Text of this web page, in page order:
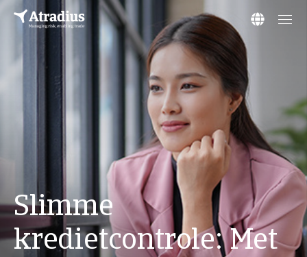
Slimme
kredietcontrole: Met